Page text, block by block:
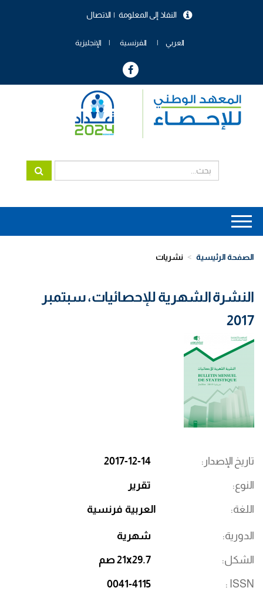
الاتصال النفاذ إلى المعلومة
العربي الفرنسية الإنجليزية
Main
navigation
الصفحة الرئيسية نشريات
النشرة الشهرية للإحصائيات، سبتمبر
2017
تاريخ الإصدار 2017-12-14
النوع تقرير
اللغة العربية فرنسية
الدورية شهرية
الشكل 21x29.7 صم
ISSN
0041-4115